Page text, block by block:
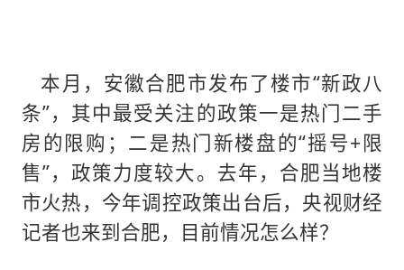
本月，安徽合肥市发布了楼市“新政八
条”，其中最受关注的政策一是热门二手
房的限购；二是热门新楼盘的“摇号+限
售”，政策力度较大。去年，合肥当地楼
市火热，今年调控政策出台后，央视财经
记者也来到合肥，目前情况怎么样？